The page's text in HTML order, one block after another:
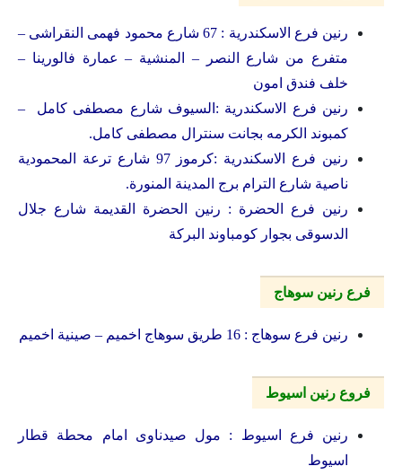
رنين فرع الاسكندرية : 67 شارع محمود فهمى النقراشى –
متفرع من شارع النصر – المنشية – عمارة فالورينا –
خلف فندق امون
رنين فرع الاسكندرية :السيوف شارع مصطفى كامل –
كمبوند الكرمه بجانت سنترال مصطفى كامل.
رنين فرع الاسكندرية :كرموز 97 شارع ترعة المحمودية
ناصية شارع الترام برج المدينة المنورة.
رنين فرع الحضرة : رنين الحضرة القديمة شارع جلال
الدسوقى بجوار كومباوند البركة
فرع رنين سوهاج
رنين فرع سوهاج : 16 طريق سوهاج اخميم – صينية اخميم
فروع رنين اسيوط
رنين فرع اسيوط : مول صيدناوى امام محطة قطار
اسيوط